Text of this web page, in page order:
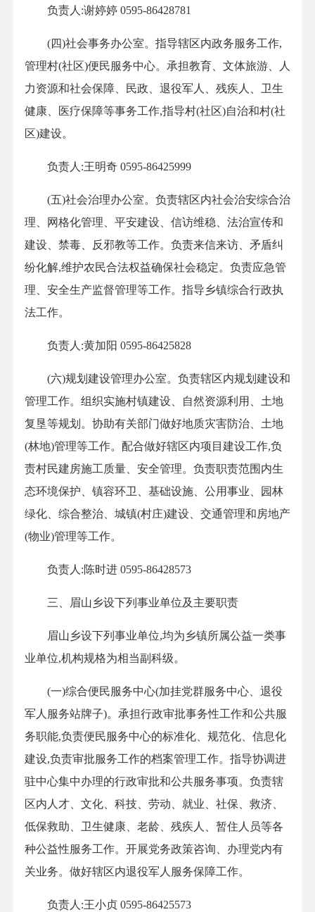
负责人:谢婷婷 0595-86428781
(四)社会事务办公室。指导辖区内政务服务工作,
管理村(社区)便民服务中心。承担教育、文体旅游、人
力资源和社会保障、民政、退役军人、残疾人、卫生
健康、医疗保障等事务工作,指导村(社区)自治和村(社
区)建设。
负责人:王明奇 0595-86425999
(五)社会治理办公室。负责辖区内社会治安综合治
理、网格化管理、平安建设、信访维稳、法治宣传和
建设、禁毒、反邪教等工作。负责来信来访、矛盾纠
纷化解,维护农民合法权益确保社会稳定。负责应急管
理、安全生产监督管理等工作。指导乡镇综合行政执
法工作。
负责人:黄加阳 0595-86425828
(六)规划建设管理办公室。负责辖区内规划建设和
管理工作。组织实施村镇建设、自然资源利用、土地
复垦等规划。协助有关部门做好地质灾害防治、土地
(林地)管理等工作。配合做好辖区内项目建设工作,负
责村民建房施工质量、安全管理。负责职责范围内生
态环境保护、镇容环卫、基础设施、公用事业、园林
绿化、综合整治、城镇(村庄)建设、交通管理和房地产
(物业)管理等工作。
负责人:陈时进 0595-86428573
三、眉山乡设下列事业单位及主要职责
眉山乡设下列事业单位,均为乡镇所属公益一类事
业单位,机构规格为相当副科级。
(一)综合便民服务中心(加挂党群服务中心、退役
军人服务站牌子)。承担行政审批事务性工作和公共服
务职能,负责便民服务中心的标准化、规范化、信息化
建设,负责审批服务工作的档案管理工作。指导协调进
驻中心集中办理的行政审批和公共服务事项。负责辖
区内人才、文化、科技、劳动、就业、社保、救济、
低保救助、卫生健康、老龄、残疾人、暂住人员等各
种公益性服务工作。开展党务政策咨询、办理党内有
关业务。做好辖区内退役军人服务保障工作。
负责人:王小贞 0595-86425573